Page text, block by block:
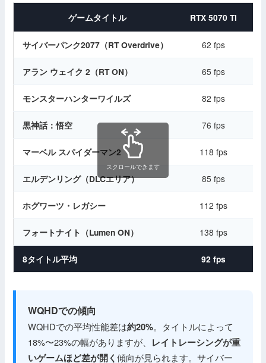
ゲームタイトル RTX 5070 Ti
サイバーパンク2077（RT Overdrive） 62 fps
アラン ウェイク 2（RT ON） 65 fps
モンスターハンターワイルズ 82 fps
黒神話：悟空 76 fps
マーベル スパイダーマン2 118 fps
エルデンリング（DLCエリア） 85 fps
ホグワーツ・レガシー 112 fps
フォートナイト（Lumen ON） 138 fps
8タイトル平均 92 fps
スクロールできます
WQHDでの傾向
WQHDでの平均性能差は約20%。タイトルによって
18%〜23%の幅がありますが、
レイトレーシングが重
いゲームほど差が開く傾向が見られます。サイバー